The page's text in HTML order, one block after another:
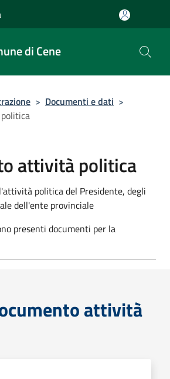
di Cene
> Documenti e dati >
attività politica
politica del Presidente, degli
dell'ente provinciale
presenti documenti per la
attività